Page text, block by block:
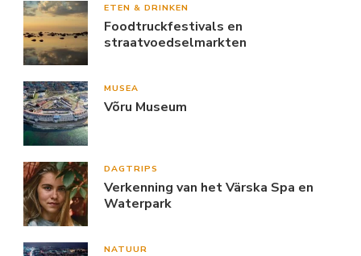
ETEN & DRINKEN
Foodtruckfestivals en
straatvoedselmarkten
MUSEA
Võru Museum
DAGTRIPS
Verkenning van het Värska Spa en
Waterpark
NATUUR